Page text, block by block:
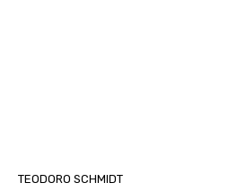
TEODORO SCHMIDT